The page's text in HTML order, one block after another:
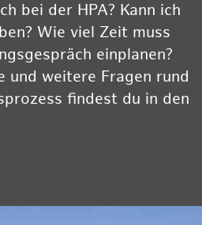
bei der HPA? Kann ich
Wie viel Zeit muss
einplanen?
und weitere Fragen rund
findest du in den